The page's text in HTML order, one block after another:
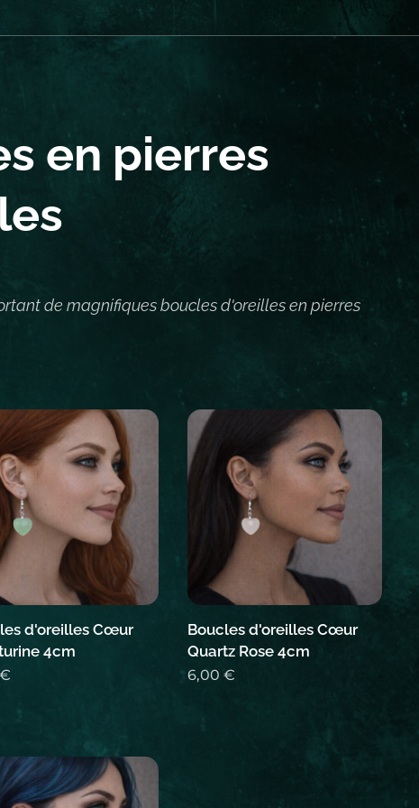
en pierres
de magnifiques boucles d'oreilles en pierres
d'oreilles Cœur
4cm
€
Boucles d'oreilles Cœur
Quartz Rose 4cm
6,00 €